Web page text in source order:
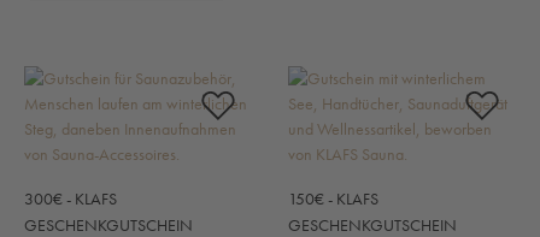
300€ - KLAFS
GESCHENKGUTSCHEIN
150€ - KLAFS
GESCHENKGUTSCHEIN